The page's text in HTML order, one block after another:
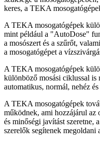
keres, a TEKA
A TEKA mosogatógépek
mint például a "AutoDose"
a mosószert és a szűrőt,
a mosogatógépet a
A TEKA mosogatógépek
különböző mosási ciklussal
automatikus, normál, nehéz
A TEKA mosogatógépek
működnek, ami hozzájárul az
és minőségi javítást szeretne,
szerelők segítenek megoldani